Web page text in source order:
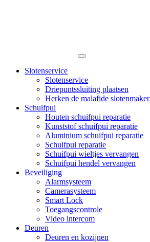
Slotenservice
Slotenservice
Driepuntssluiting plaatsen
Herken de malafide slotenmaker
Schuifpui
Houten schuifpui reparatie
Kunststof schuifpui reparatie
Aluminium schuifpui reparatie
Schuifpui reparatie
Schuifpui wieltjes vervangen
Schuifpui hendel vervangen
Beveiliging
Alarmsysteem
Camerasysteem
Smart Lock
Toegangscontrole
Video intercom
Deuren
Deuren en kozijnen